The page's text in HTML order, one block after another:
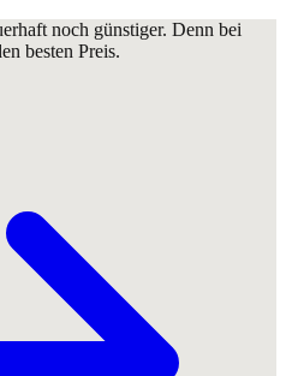
noch günstiger. Denn bei
besten Preis.